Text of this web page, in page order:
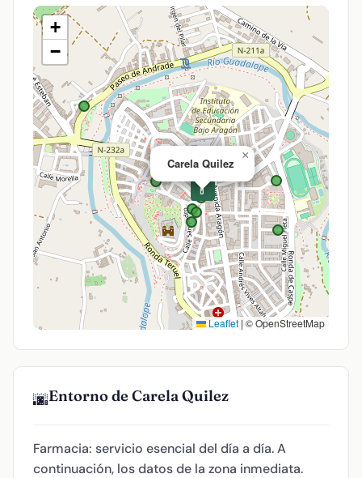
💊
Carela Quilez
×
+
−
Leaflet | © OpenStreetMap
🌆Entorno de Carela Quilez
Farmacia: servicio esencial del día a día. A
continuación, los datos de la zona inmediata.